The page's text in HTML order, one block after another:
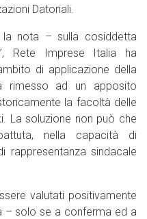
Datoriali.
la nota – sulla cosiddetta
Rete Imprese Italia ha
di applicazione della
rimesso ad un apposito
la facoltà delle
La soluzione non può che
nella capacità di
rappresentanza sindacale
valutati positivamente
– solo se a conferma ed a